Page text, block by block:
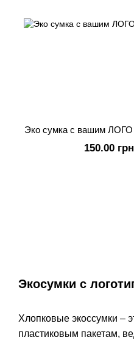
Экосумки с
Хлопковые экоссумки –
пластиковым пакетам,
Эко сумка с вашим ЛОГО
150.00 грн